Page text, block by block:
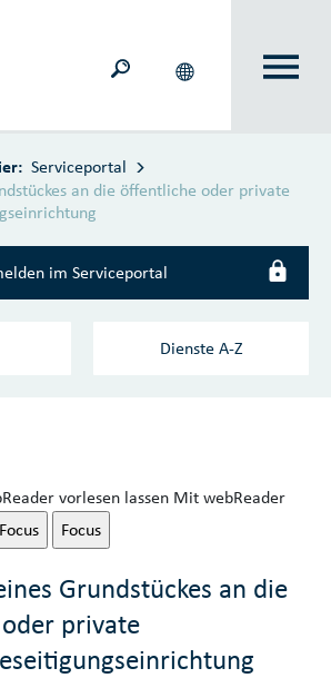
Serviceportal
an die öffentliche oder private
im Serviceportal
Dienste A‑Z
vorlesen lassen Mit webReader
Focus Focus
Grundstückes an die
private